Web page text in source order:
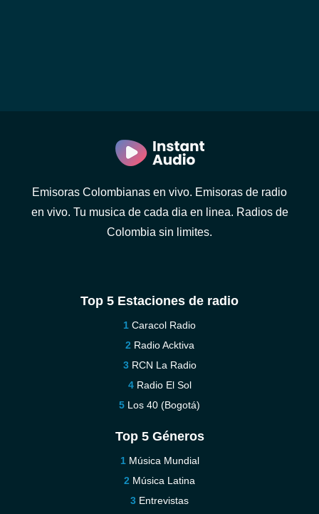
Emisoras Colombianas en vivo. Emisoras de radio
en vivo. Tu musica de cada dia en linea. Radios de
Colombia sin limites.
Top 5 Estaciones de radio
Caracol Radio
Radio Acktiva
RCN La Radio
Radio El Sol
Los 40 (Bogotá)
Top 5 Géneros
Música Mundial
Música Latina
Entrevistas